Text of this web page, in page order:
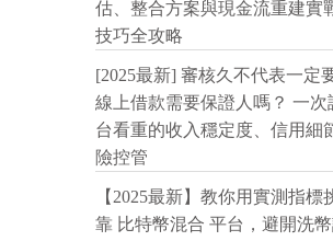
估、整合方案與現金流重建實
技巧全攻略
[2025最新] 審核久不代表一定
線上借款需要保證人嗎？ 一次
台看重的收入穩定度、信用細
險控管
【2025最新】教你用實測指標
靠 比特幣混合 平台，避開洗